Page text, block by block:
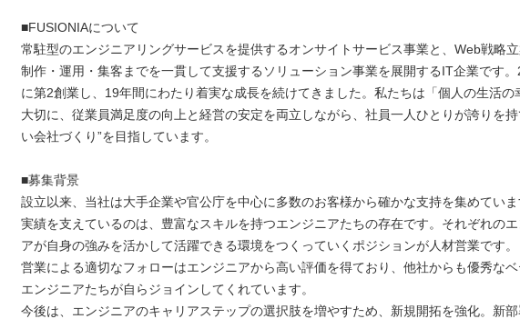
■FUSIONIAについて
常駐型のエンジニアリングサービスを提供するオンサイトサービス事業と、Web戦略
制作・運用・集客までを一貫して支援するソリューション事業を展開するIT企業です
に第2創業し、19年間にわたり着実な成長を続けてきました。私たちは「個人の生活の
大切に、従業員満足度の向上と経営の安定を両立しながら、社員一人ひとりが誇りを持
い会社づくり”を目指しています。
■募集背景
設立以来、当社は大手企業や官公庁を中心に多数のお客様から確かな支持を集めていま
実績を支えているのは、豊富なスキルを持つエンジニアたちの存在です。それぞれのエ
アが自身の強みを活かして活躍できる環境をつくっていくポジションが人材営業です。
営業による適切なフォローはエンジニアから高い評価を得ており、他社からも優秀な
エンジニアたちが自らジョインしてくれています。
今後は、エンジニアのキャリアステップの選択肢を増やすため、新規開拓を強化。新部